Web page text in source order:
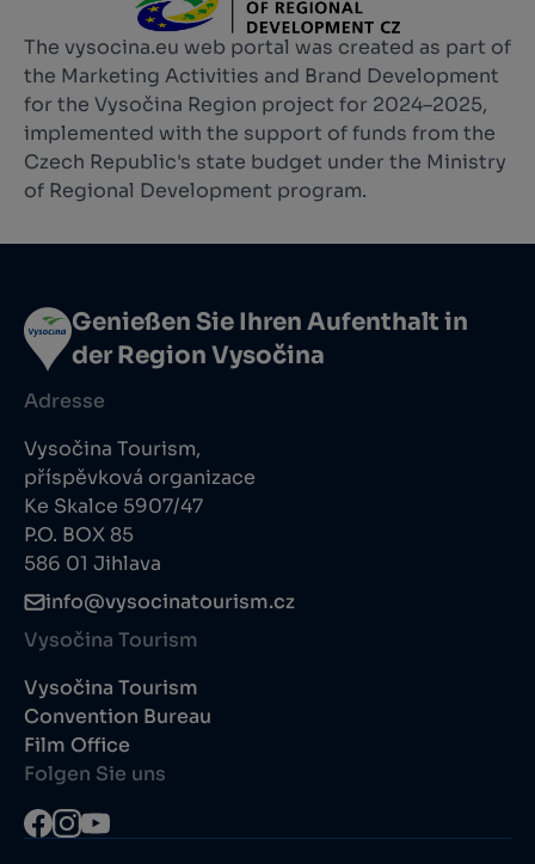
The vysocina.eu web portal was created as part of
the Marketing Activities and Brand Development
for the Vysočina Region project for 2024–2025,
implemented with the support of funds from the
Czech Republic's state budget under the Ministry
of Regional Development program.
Genießen Sie Ihren Aufenthalt in
der Region Vysočina
Adresse
Vysočina Tourism,
příspěvková organizace
Ke Skalce 5907/47
P.O. BOX 85
586 01 Jihlava
info@vysocinatourism.cz
Vysočina Tourism
Vysočina Tourism
Convention Bureau
Film Office
Folgen Sie uns